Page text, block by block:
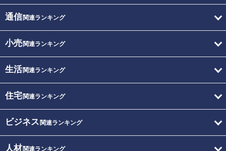
通信関連ランキング
小売関連ランキング
生活関連ランキング
住宅関連ランキング
ビジネス 関連ランキング
人材関連ランキング